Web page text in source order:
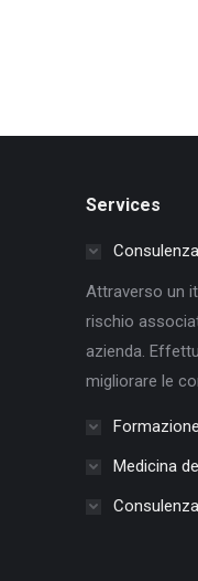
Services
Attraverso un
rischio
azienda.
migliorare le
Formazione
Medicina